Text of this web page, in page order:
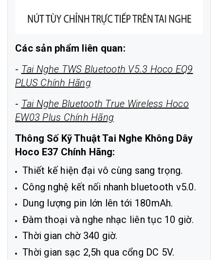
Các sản phẩm liên quan:
- Tai Nghe TWS Bluetooth V5.3 Hoco EQ9
PLUS Chính Hãng
- Tai Nghe Bluetooth True Wireless Hoco
EW03 Plus Chính Hãng
Thông Số Kỹ Thuật Tai Nghe Không Dây
Hoco E37 Chính Hãng:
Thiết kế hiện đại vô cùng sang trọng.
Công nghệ kết nối nhanh bluetooth v5.0.
Dung lượng pin lớn lên tới 180mAh.
Đàm thoại và nghe nhạc liên tục 10 giờ.
Thời gian chờ 340 giờ.
Thời gian sạc 2,5h qua cổng DC 5V.